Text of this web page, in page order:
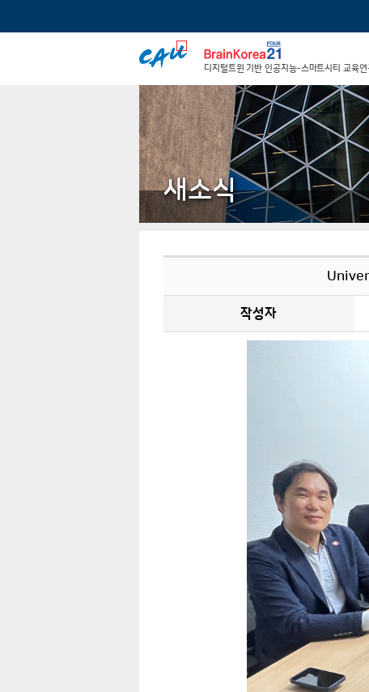
디지털트윈 기반 인공지능-스마트시티 교육연
새소식
작성자